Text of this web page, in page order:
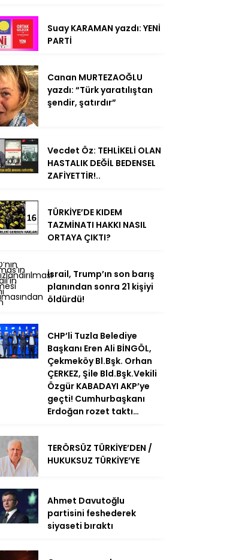
Suay KARAMAN yazdı: YENİ
PARTİ
Canan MURTEZAOĞLU
yazdı: “Türk yaratılıştan
şendir, şatırdır”
Vecdet Öz: TEHLİKELİ OLAN
HASTALIK DEĞİL BEDENSEL
ZAFİYETTİR!..
TÜRKİYE’DE KIDEM
TAZMİNATI HAKKI NASIL
ORTAYA ÇIKTI?
İsrail, Trump’ın son barış
planından sonra 21 kişiyi
öldürdü!
CHP’li Tuzla Belediye
Başkanı Eren Ali BİNGÖL,
Çekmeköy Bl.Bşk. Orhan
ÇERKEZ, Şile Bld.Bşk.Vekili
Özgür KABADAYI AKP’ye
geçti! Cumhurbaşkanı
Erdoğan rozet taktı…
TERÖRSÜZ TÜRKİYE’DEN /
HUKUKSUZ TÜRKİYE’YE
Ahmet Davutoğlu
partisini feshederek
siyaseti bıraktı